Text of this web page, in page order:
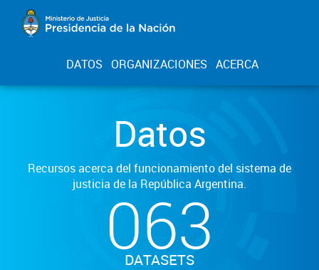
DATOS ORGANIZACIONES ACERCA
Datos
Recursos acerca del funcionamiento del sistema de
justicia de la República Argentina.
063
DATASETS